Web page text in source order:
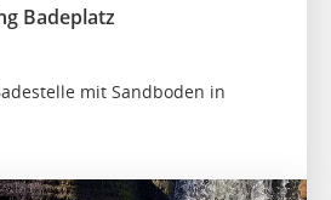
Badeplatz
mit Sandboden in